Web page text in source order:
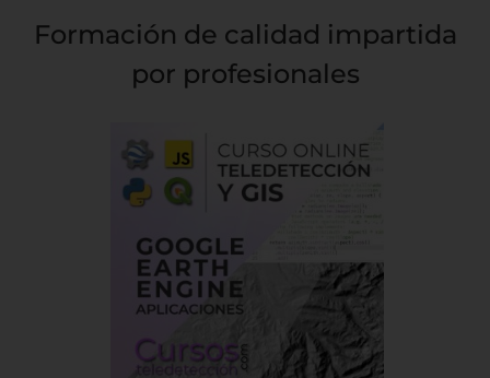
Formación de calidad impartida
por profesionales